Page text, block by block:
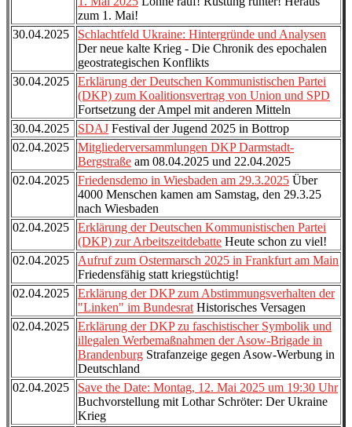
zum 1. Mai!
30.04.2025
Schlachtfeld Ukraine: Hintergründe und Analysen
Der neue kalte Krieg - Die Chronik des epochalen
geostrategischen Konflikts
30.04.2025
Erklärung der Deutschen Kommunistischen Partei
(DKP) zum Koalitionsvertrag von Union und SPD
Fortsetzung der Ampel mit anderen Mitteln
30.04.2025
SDAJ Festival der Jugend 2025 in Bottrop
02.04.2025
Mitgliederversammlungen DKP Darmstadt-
Bergstraße am 08.04.2025 und 22.04.2025
02.04.2025
Friedensdemo in Wiesbaden am 29.3.2025 Über
4000 Menschen kamen am Samstag, den 29.3.25
nach Wiesbaden
02.04.2025
Erklärung der Deutschen Kommunistischen Partei
(DKP) zur Arbeitszeitdebatte Heute schon zu viel!
02.04.2025
Aufruf zum Ostermarsch 2025 in Frankfurt am Main
Friedensfähig statt kriegstüchtig!
02.04.2025
Erklärung der DKP zum Abstimmungsverhalten der
"Linken" im Bundesrat Historisches Versagen
02.04.2025
Erklärung der DKP zu faschistischer Symbolik und
illegalen Werbemaßnahmen der Asow-Brigade in
Brandenburg Strafanzeige gegen Asow-Werbung in
Deutschland
02.04.2025
Save the Date: Montag, 12. Mai 2025 um 19:30 Uhr
Buchvorstellung mit Lothar Schröter: Der Ukraine
Krieg